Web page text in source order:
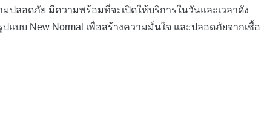
ลอดภัย มีความพร้อมที่จะเปิดให้บริการในวันและเวลาดัง
บ New Normal เพื่อสร้างความมั่นใจ และปลอดภัยจากเชื้อ